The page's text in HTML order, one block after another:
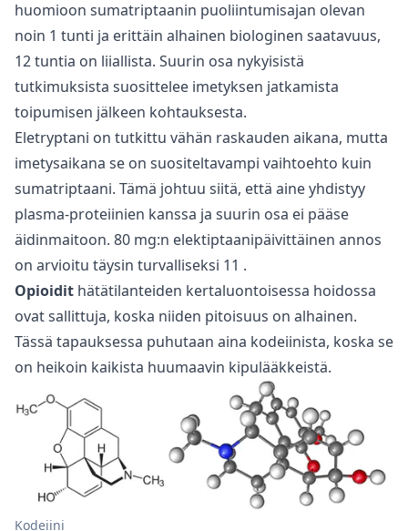
huomioon sumatriptaanin puoliintumisajan olevan
noin 1 tunti ja erittäin alhainen biologinen saatavuus,
12 tuntia on liiallista. Suurin osa nykyisistä
tutkimuksista suosittelee imetyksen jatkamista
toipumisen jälkeen kohtauksesta.
Eletryptani on tutkittu vähän raskauden aikana, mutta
imetysaikana se on suositeltavampi vaihtoehto kuin
sumatriptaani. Tämä johtuu siitä, että aine yhdistyy
plasma-proteiinien kanssa ja suurin osa ei pääse
äidinmaitoon. 80 mg:n elektiptaanipäivittäinen annos
on arvioitu täysin turvalliseksi 11 .
Opioidit hätätilanteiden kertaluontoisessa hoidossa
ovat sallittuja, koska niiden pitoisuus on alhainen.
Tässä tapauksessa puhutaan aina kodeiinista, koska se
on heikoin kaikista huumaavin kipulääkkeistä.
Kodeiini